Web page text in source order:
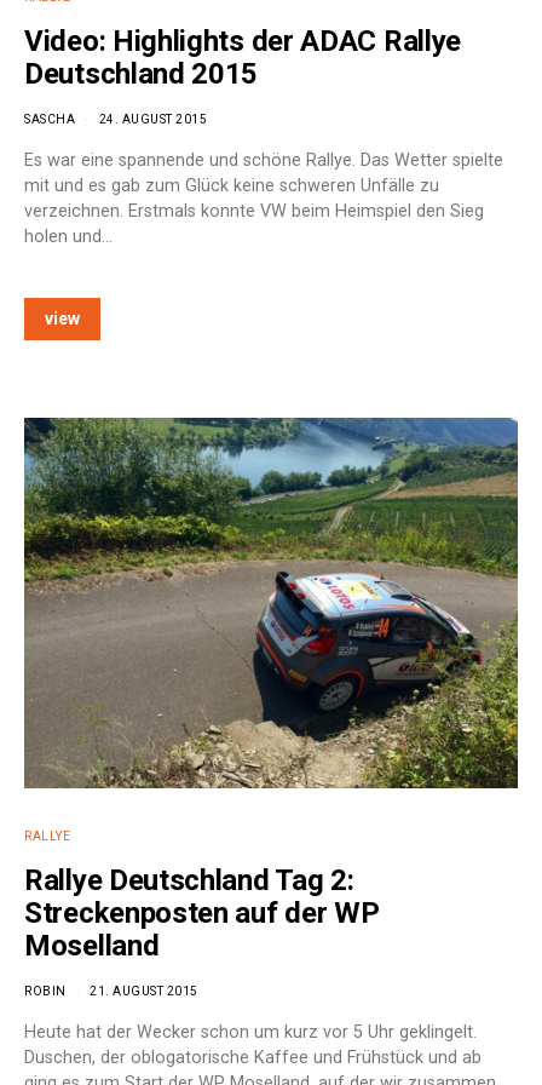
Video: Highlights der ADAC Rallye
Deutschland 2015
SASCHA 24. AUGUST 2015
Es war eine spannende und schöne Rallye. Das Wetter spielte
mit und es gab zum Glück keine schweren Unfälle zu
verzeichnen. Erstmals konnte VW beim Heimspiel den Sieg
holen und…
view
RALLYE
Rallye Deutschland Tag 2:
Streckenposten auf der WP
Moselland
ROBIN 21. AUGUST 2015
Heute hat der Wecker schon um kurz vor 5 Uhr geklingelt.
Duschen, der oblogatorische Kaffee und Frühstück und ab